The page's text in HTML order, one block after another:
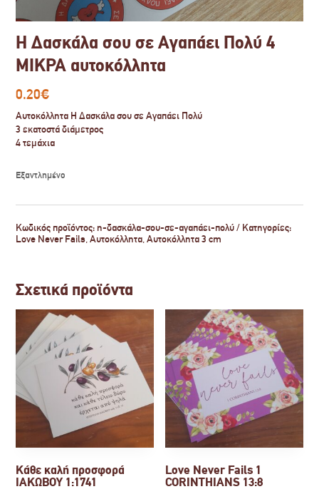
Η Δασκάλα σου σε Αγαπάει Πολύ 4
ΜΙΚΡΑ αυτοκόλλητα
0.20€
Αυτοκόλλητα Η Δασκάλα σου σε Αγαπάει Πολύ
3 εκατοστά διάμετρος
4 τεμάχια
Εξαντλημένο
Κωδικός προϊόντος: η-δασκάλα-σου-σε-αγαπάει-πολύ
Κατηγορίες:
Love Never Fails,Αυτοκόλλητα,Αυτοκόλλητα 3 cm
Σχετικά προϊόντα
Κάθε καλή προσφορά
ΙΑΚΩΒΟΥ 1:1741
Love Never Fails 1
CORINTHIANS 13:8